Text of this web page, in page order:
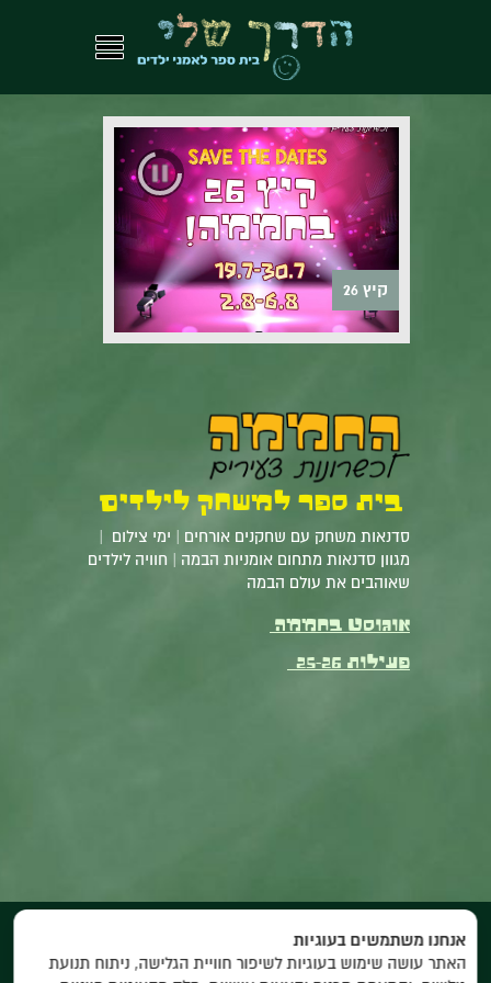
קיץ 26
בית ספר למשחק לילדים
סדנאות משחק עם שחקנים אורחים | ימי צילום |
מגוון סדנאות מתחום אומניות הבמה | חוויה לילדים
שאוהבים את עולם הבמה
אוגוסט בחממה
פעילות 25-26
אנחנו משתמשים בעוגיות
האתר עושה שימוש בעוגיות לשיפור חוויית הגלישה, ניתוח תנועת